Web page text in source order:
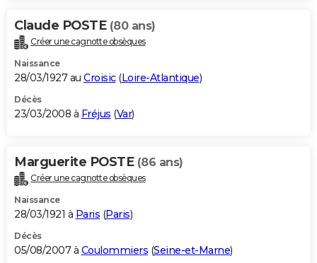
Claude POSTE (80 ans)
Créer une cagnotte obsèques
Naissance
28/03/1927 au Croisic(Loire-Atlantique)
Décès
23/03/2008 à Fréjus (Var)
Marguerite POSTE (86 ans)
Créer une cagnotte obsèques
Naissance
28/03/1921 à Paris (Paris)
Décès
05/08/2007 à Coulommiers (Seine-et-Marne)